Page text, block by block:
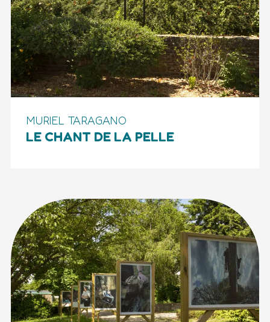
MURIEL TARAGANO
LE CHANT DE LA PELLE